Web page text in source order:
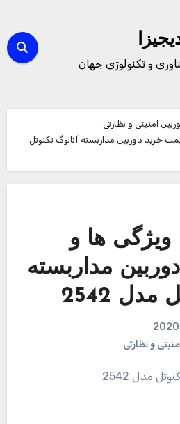
و تکنولوژی جهان
امنیتی و نظارتی
خرید دوربین مداربسته آنالوگ تکنوتل
ها و
مداربسته
2542
و نظارتی